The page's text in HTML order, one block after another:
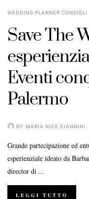
WEDDING PLANNER CONSIGLI
Save The
Eventi
Palermo
BY MARIA NICE GIANNINI
Grande partecipazione ed
esperienziale ideato da
director di ...
LEGGI TUTTO